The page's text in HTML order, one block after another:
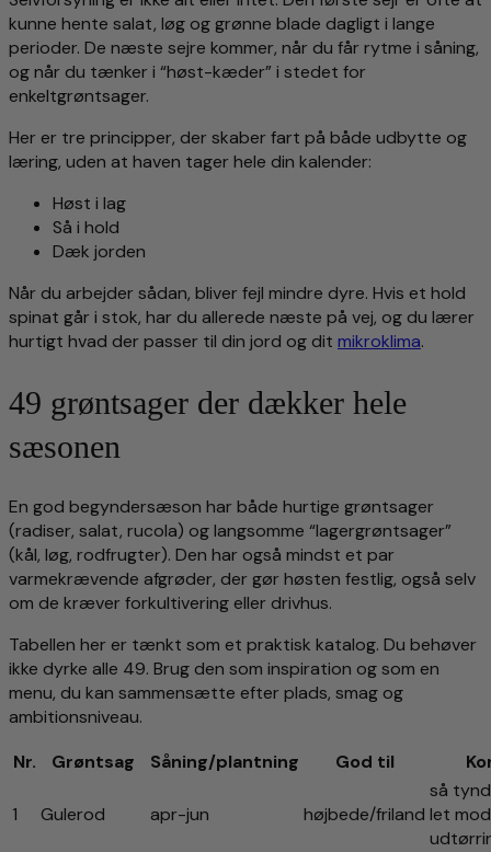
kunne hente salat, løg og grønne blade dagligt i lange
perioder. De næste sejre kommer, når du får rytme i såning,
og når du tænker i “høst-kæder” i stedet for
enkeltgrøntsager.
Her er tre principper, der skaber fart på både udbytte og
læring, uden at haven tager hele din kalender:
Høst i lag
Så i hold
Dæk jorden
Når du arbejder sådan, bliver fejl mindre dyre. Hvis et hold
spinat går i stok, har du allerede næste på vej, og du lærer
hurtigt hvad der passer til din jord og dit mikroklima.
49 grøntsager der dækker hele
sæsonen
En god begyndersæson har både hurtige grøntsager
(radiser, salat, rucola) og langsomme “lagergrøntsager”
(kål, løg, rodfrugter). Den har også mindst et par
varmekrævende afgrøder, der gør høsten festlig, også selv
om de kræver forkultivering eller drivhus.
Tabellen her er tænkt som et praktisk katalog. Du behøver
ikke dyrke alle 49. Brug den som inspiration og som en
menu, du kan sammensætte efter plads, smag og
ambitionsniveau.
Nr.
Grøntsag Såning/plantning God til
1 Gulerod apr-jun højbede/friland
så
let mod